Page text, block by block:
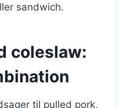
sandwich.
coleslaw:
til pulled pork,